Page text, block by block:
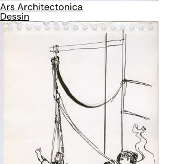
Ars Architectonica
Dessin